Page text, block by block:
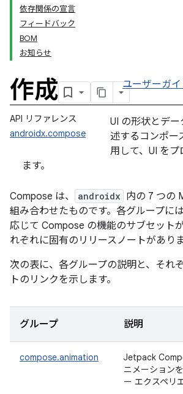
依存関係の宣言
フィードバック
BOM
お知らせ
作成 ユーザーガイ
API リファレンス
androidx.compose
UI の形状とデ
述するコンポー
用して、UI を
ます。
Compose は、 androidx 内の 7 つの
組み合わせたものです。各グループに
応じて Compose の機能のサブセット
れぞれに固有のリリースノートがありま
次の表に、各グループの説明と、それ
トのリンクを示します。
グループ 説明
compose.animation
Jetpack
ニメーション
ー エクスペリ